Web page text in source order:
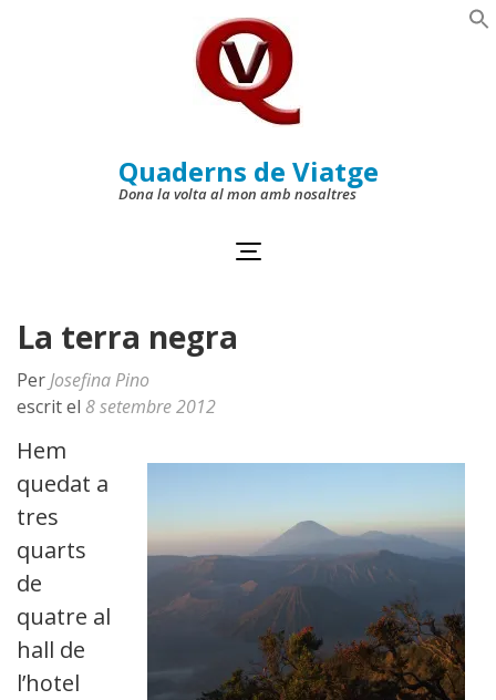
Quaderns de Viatge
Dona la volta al mon amb nosaltres
La terra negra
Per Josefina Pino
escrit el 8 setembre 2012
Hem
quedat a
tres
quarts
de
quatre al
hall de
l’hotel